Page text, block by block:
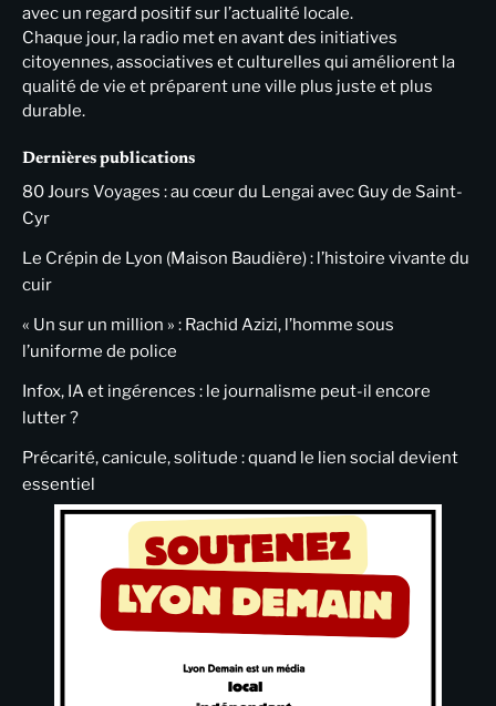
avec un regard positif sur l’actualité locale.
Chaque jour, la radio met en avant des initiatives
citoyennes, associatives et culturelles qui améliorent la
qualité de vie et préparent une ville plus juste et plus
durable.
Dernières publications
80 Jours Voyages : au cœur du Lengai avec Guy de Saint-
Cyr
Le Crépin de Lyon (Maison Baudière) : l’histoire vivante du
cuir
« Un sur un million » : Rachid Azizi, l’homme sous
l’uniforme de police
Infox, IA et ingérences : le journalisme peut-il encore
lutter ?
Précarité, canicule, solitude : quand le lien social devient
essentiel